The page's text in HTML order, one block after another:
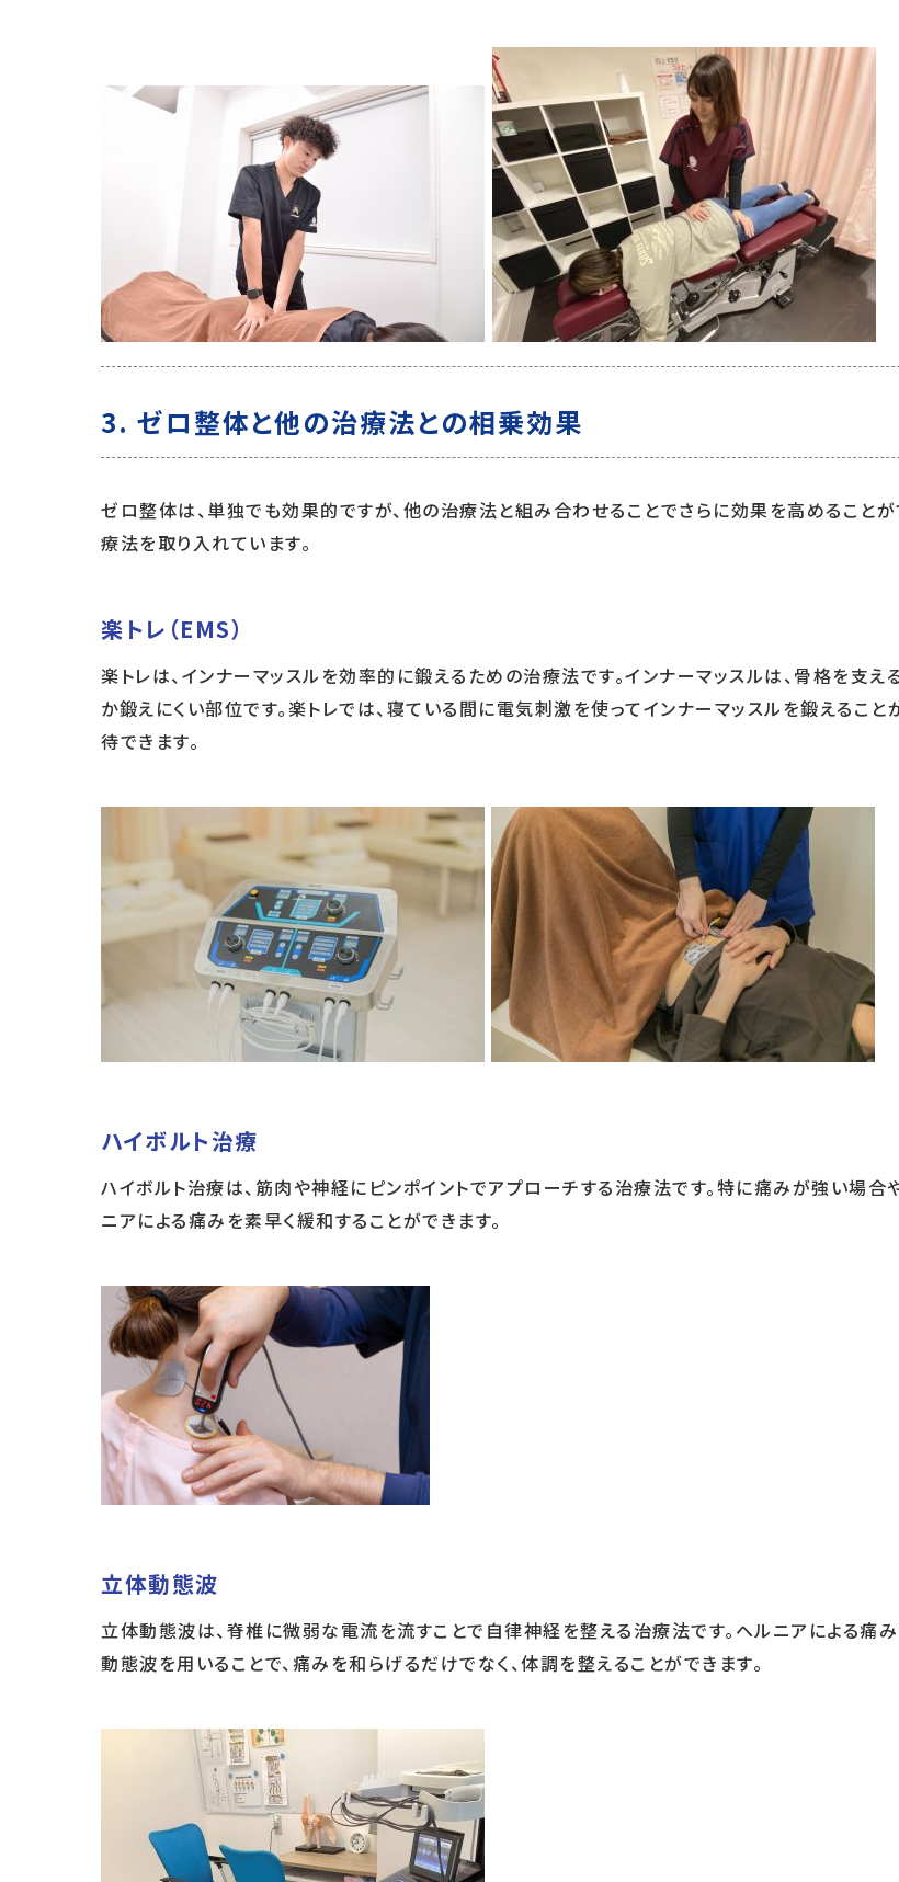
3. ゼロ整体と他の治療法との相乗効果
ゼロ整体は、単独でも効果的ですが、他の治療法と組み合わせることでさらに効果を高めること
療法を取り入れています。
楽トレ（EMS）
楽トレは、インナーマッスルを効率的に鍛えるための治療法です。インナーマッスルは、骨格を支
か鍛えにくい部位です。楽トレでは、寝ている間に電気刺激を使ってインナーマッスルを鍛えるこ
待できます。
ハイボルト治療
ハイボルト治療は、筋肉や神経にピンポイントでアプローチする治療法です。特に痛みが強い場合
ニアによる痛みを素早く緩和することができます。
立体動態波
立体動態波は、脊椎に微弱な電流を流すことで自律神経を整える治療法です。ヘルニアによる痛
動態波を用いることで、痛みを和らげるだけでなく、体調を整えることができます。